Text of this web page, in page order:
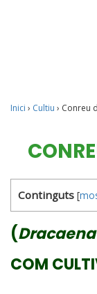
Inici › Cultiu › Conreu
Continguts [
(
COM